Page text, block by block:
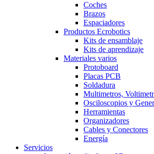
Coches
Brazos
Espaciadores
Productos Ecrobotics
Kits de ensamblaje
Kits de aprendizaje
Materiales varios
Protoboard
Placas PCB
Soldadura
Multimetros,
Osciloscopios y
Herramientas
Organizadores
Cables y Conectores
Energía
Servicios